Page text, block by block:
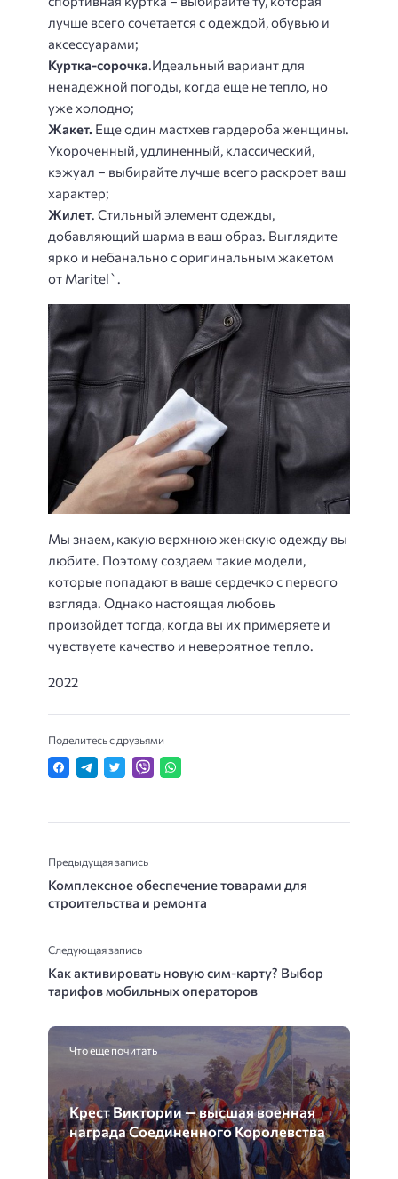
лучше всего сочетается с одеждой, обувью и
аксессуарами;
Куртка-сорочка.Идеальный вариант для
ненадежной погоды, когда еще не тепло, но
уже холодно;
Жакет. Еще один мастхев гардероба женщины.
Укороченный, удлиненный, классический,
кэжуал – выбирайте лучше всего раскроет ваш
характер;
Жилет. Стильный элемент одежды,
добавляющий шарма в ваш образ. Выглядите
ярко и небанально с оригинальным жакетом
от Maritel`.
Мы знаем, какую верхнюю женскую одежду вы
любите. Поэтому создаем такие модели,
которые попадают в ваше сердечко с первого
взгляда. Однако настоящая любовь
произойдет тогда, когда вы их примеряете и
чувствуете качество и невероятное тепло.
2022
Поделитесь с друзьями
Предыдущая запись
Комплексное обеспечение товарами для
строительства и ремонта
Следующая запись
Как активировать новую сим-карту? Выбор
тарифов мобильных операторов
Что еще почитать
Крест Виктории — высшая военная
награда Соединенного Королевства